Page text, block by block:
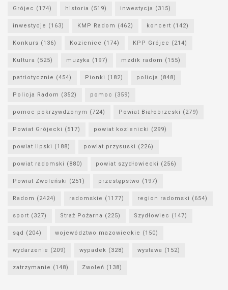
Grójec (174) historia (519) inwestycja (315)
inwestycje (163) KMP Radom (462) koncert (142)
Konkurs (136) Kozienice (174) KPP Grójec (214)
Kultura (525) muzyka (197) mzdik radom (155)
patriotycznie (454) Pionki (182) policja (848)
Policja Radom (352) pomoc (359)
pomoc pokrzywdzonym (724) Powiat Białobrzeski (279)
Powiat Grójecki (517) powiat kozienicki (299)
powiat lipski (188) powiat przysuski (226)
powiat radomski (880) powiat szydłowiecki (256)
Powiat Zwoleński (251) przestępstwo (197)
Radom (2424) radomskie (1177) region radomski (654)
sport (327) Straż Pożarna (225) Szydłowiec (147)
sąd (204) województwo mazowieckie (150)
wydarzenie (209) wypadek (328) wystawa (152)
zatrzymanie (148) Zwoleń (138)